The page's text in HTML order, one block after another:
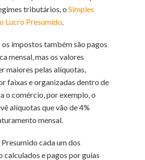
tributários, o Simples
Lucro Presumido
os impostos também são pagos
mensal, mas os valores
maiores pelas alíquotas,
faixas e organizadas dentro de
o comércio, por exemplo, o
alíquotas que vão de 4%
mensal.
Presumido cada um dos
calculados e pagos por guias